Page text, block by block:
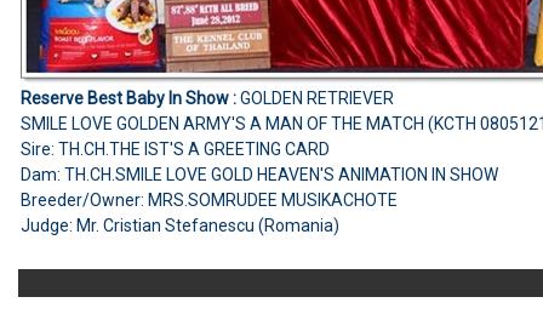
Reserve Best Baby In Show :GOLDEN RETRIEVER
SMILE LOVE GOLDEN ARMY'S A MAN OF THE MATCH (KCTH
Sire: TH.CH.THE IST'S A GREETING CARD
Dam: TH.CH.SMILE LOVE GOLD HEAVEN'S ANIMATION IN SHOW
Breeder/Owner: MRS.SOMRUDEE MUSIKACHOTE
Judge: Mr. Cristian Stefanescu (Romania)